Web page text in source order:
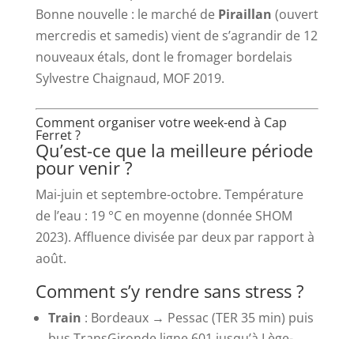
Bonne nouvelle : le marché de Piraillan (ouvert
mercredis et samedis) vient de s’agrandir de 12
nouveaux étals, dont le fromager bordelais
Sylvestre Chaignaud, MOF 2019.
Comment organiser votre week-end à Cap
Ferret ?
Qu’est-ce que la meilleure période
pour venir ?
Mai-juin et septembre-octobre. Température
de l’eau : 19 °C en moyenne (donnée SHOM
2023). Affluence divisée par deux par rapport à
août.
Comment s’y rendre sans stress ?
Train : Bordeaux → Pessac (TER 35 min) puis